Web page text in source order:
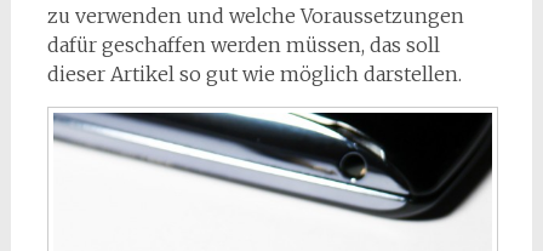
zu verwenden und welche Voraussetzungen
dafür geschaffen werden müssen, das soll
dieser Artikel so gut wie möglich darstellen.